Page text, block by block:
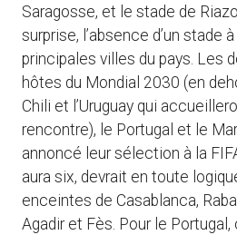
Saragosse, et le stade de
surprise, l’absence d’un stade
principales villes du pays. Les
hôtes du Mondial 2030 (en
Chili et l’Uruguay qui
rencontre), le Portugal et le
annoncé leur sélection à la
aura six, devrait en toute
enceintes de Casablanca,
Agadir et Fès. Pour le